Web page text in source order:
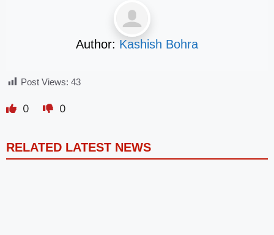
Author: Kashish Bohra
Post Views: 43
0 0
RELATED LATEST NEWS